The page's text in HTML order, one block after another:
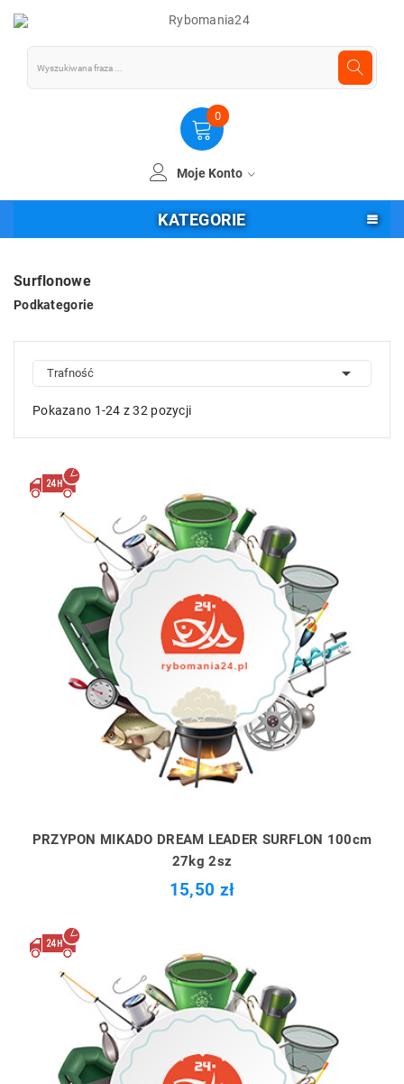
0
Moje Konto
KATEGORIE
Surflonowe
Podkategorie
Trafność 
Pokazano 1-24 z 32 pozycji
PRZYPON MIKADO DREAM LEADER SURFLON 100cm
27kg 2sz
15,50 zł